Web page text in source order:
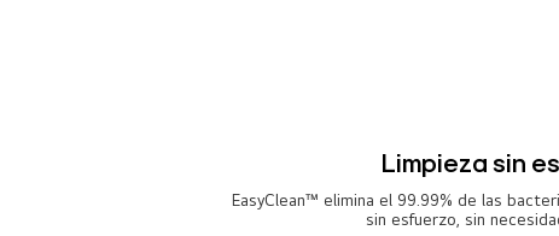
Limpieza sin
EasyClean™ elimina el 99.99% de las
sin esfuerzo, sin